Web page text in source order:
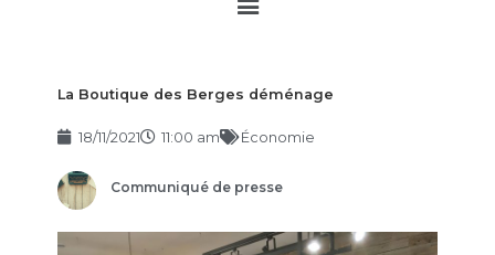
La Boutique des Berges déménage
18/11/2021 11:00 am Économie
Communiqué de presse